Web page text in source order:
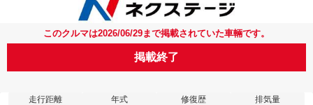
このクルマは2026/06/29まで掲載されていた車輛です。
掲載終了
走行距離 年式 修復歴 排気量